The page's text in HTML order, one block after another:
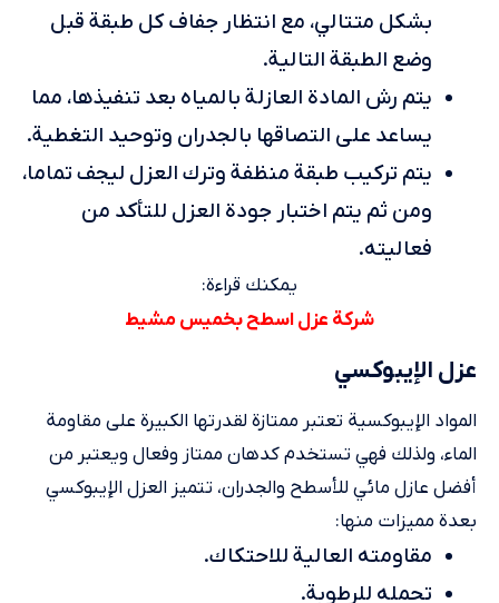
بشكل متتالي، مع انتظار جفاف كل طبقة قبل
وضع الطبقة التالية.
يتم رش المادة العازلة بالمياه بعد تنفيذها، مما
يساعد على التصاقها بالجدران وتوحيد التغطية.
يتم تركيب طبقة منظفة وترك العزل ليجف تماما،
ومن ثم يتم اختبار جودة العزل للتأكد من
فعاليته.
يمكنك قراءة:
شركة عزل اسطح بخميس مشيط
عزل الإيبوكسي
المواد الإيبوكسية تعتبر ممتازة لقدرتها الكبيرة على مقاومة
الماء، ولذلك فهي تستخدم كدهان ممتاز وفعال ويعتبر من
أفضل عازل مائي للأسطح والجدران، تتميز العزل الإيبوكسي
بعدة مميزات منها:
مقاومته العالية للاحتكاك.
تحمله للرطوبة.